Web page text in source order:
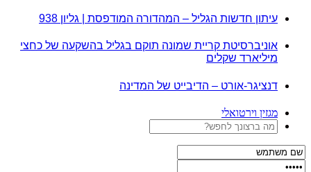
עיתון חדשות הגליל – המהדורה המודפסת | גליון 938
אוניברסיטת קריית שמונה תוקם בגליל בהשקעה של כחצי
מיליארד שקלים
דנציגר-אורט – הדיבייט של המדינה
מגזין וירטואלי